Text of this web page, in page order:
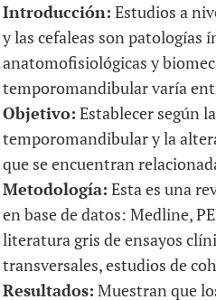
Introducción: Estudios a
y las cefaleas son patologías
anatomofisiológicas y
temporomandibular varía
Objetivo: Establecer según
temporomandibular y la
que se encuentran
Metodología: Esta es una
en base de datos: Medline,
literatura gris de ensayos
transversales, estudios de
Resultados: Muestran que